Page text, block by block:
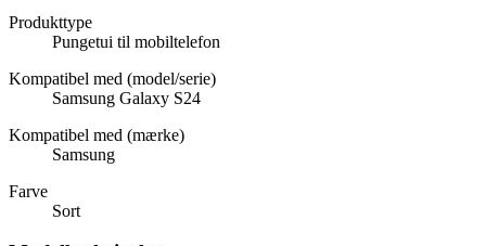
Produkttype
Pungetui til mobiltelefon
Kompatibel med (model/serie)
Samsung Galaxy S24
Kompatibel med (mærke)
Samsung
Farve
Sort